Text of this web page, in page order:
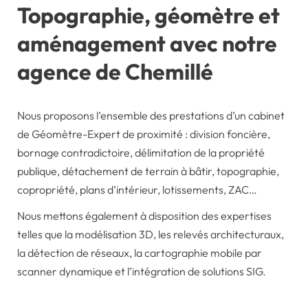
Topographie, géomètre et
aménagement avec notre
agence de Chemillé
Nous proposons l’ensemble des prestations d’un cabinet
de Géomètre-Expert de proximité : division foncière,
bornage contradictoire, délimitation de la propriété
publique, détachement de terrain à bâtir, topographie,
copropriété, plans d’intérieur, lotissements, ZAC…
Nous mettons également à disposition des expertises
telles que la modélisation 3D, les relevés architecturaux,
la détection de réseaux, la cartographie mobile par
scanner dynamique et l’intégration de solutions SIG.